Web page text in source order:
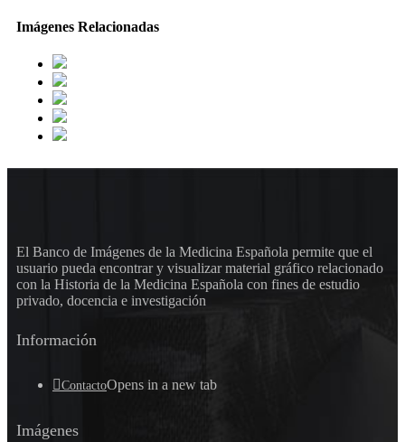
Imágenes Relacionadas
El Banco de Imágenes de la Medicina Española permite que el
usuario pueda encontrar y visualizar material gráfico relacionado
con la Historia de la Medicina Española con fines de estudio
privado, docencia e investigación
Información
ContactoOpens in a new tab
Imágenes